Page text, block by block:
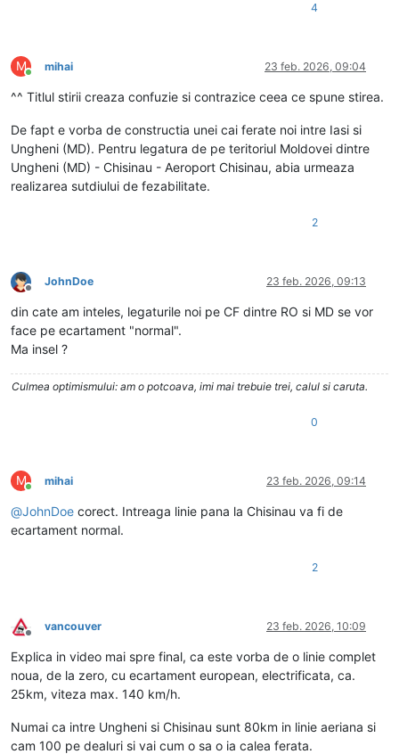
4
M
Conectat
mihai 23 feb. 2026, 09:04
^^ Titlul stirii creaza confuzie si contrazice ceea ce spune stirea.
De fapt e vorba de constructia unei cai ferate noi intre Iasi si
Ungheni (MD). Pentru legatura de pe teritoriul Moldovei dintre
Ungheni (MD) - Chisinau - Aeroport Chisinau, abia urmeaza
realizarea sutdiului de fezabilitate.
2
Deconectat
JohnDoe 23 feb. 2026, 09:13
din cate am inteles, legaturile noi pe CF dintre RO si MD se vor
face pe ecartament "normal".
Ma insel ?
Culmea optimismului: am o potcoava, imi mai trebuie trei, calul si caruta.
0
M
Conectat
mihai 23 feb. 2026, 09:14
@JohnDoe corect. Intreaga linie pana la Chisinau va fi de
ecartament normal.
2
Deconectat
vancouver 23 feb. 2026, 10:09
Explica in video mai spre final, ca este vorba de o linie complet
noua, de la zero, cu ecartament european, electrificata, ca.
25km, viteza max. 140 km/h.
Numai ca intre Ungheni si Chisinau sunt 80km in linie aeriana si
cam 100 pe dealuri si vai cum o sa o ia calea ferata.